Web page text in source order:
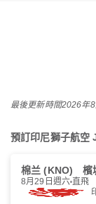
最後更新時間2026年
預訂印尼獅子航空
棉兰 (KNO) 檳
8月29日週六 直飛